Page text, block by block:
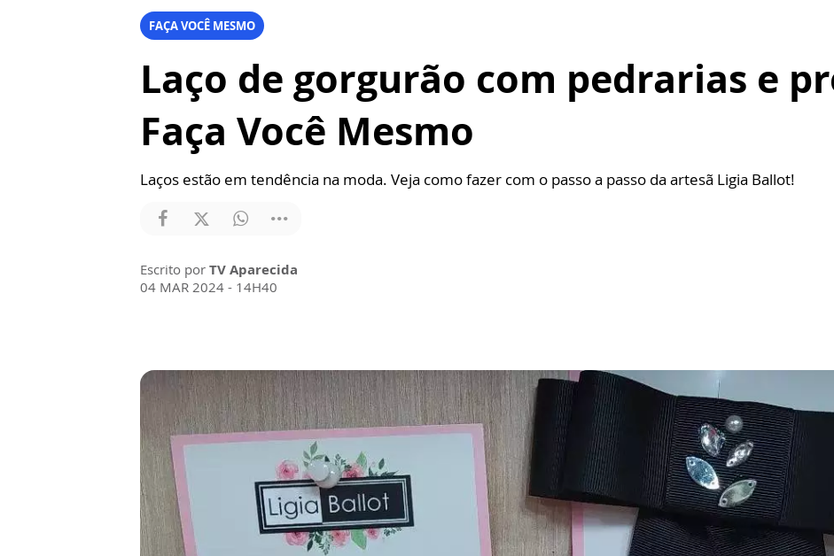
FAÇA VOCÊ MESMO
Laço de gorgurão com pedrarias e
Faça Você Mesmo
Laços estão em tendência na moda. Veja como fazer com o passo a passo da artesã Ligia Ballot!
Escrito por TV Aparecida
04 MAR 2024 - 14H40